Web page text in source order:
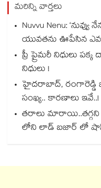
మరిన్ని వార్తలు
Nuvvu Nenu: ‘నువ్వు
యువతను ఊపేసిన
ప్రీ ప్రైమరీ నిధులు
నిధులు !
హైదరాబాద్, రంగారెడ్డి
సంఖ్య.. కారణాలు ఇవే..!
తరాలు మారాయి..తగ్గని
లోని లాడ్ బజార్ లో